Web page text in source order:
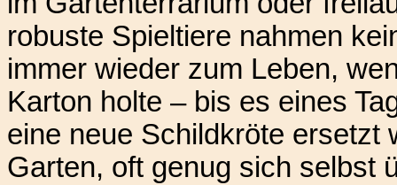
robuste Spieltiere nahmen
immer wieder zum Leben,
Karton holte – bis es eines
eine neue Schildkröte ersetzt
Garten, oft genug sich selbst